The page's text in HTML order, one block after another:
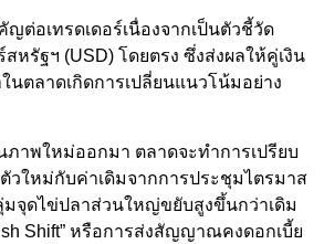
ต่อเทรดเดอร์เนื่องจากเป็นตัวชี้วัด
หรัฐฯ (USD) โดยตรง ซึ่งส่งผลให้คู่เงิน
นตลาดเกิดการเปลี่ยนแนวโน้มอย่าง
ภาพใหม่ออกมา ตลาดจะทำการเปรียบ
ตัวใหม่กับค่าเดิมจากการประชุมไตรมาส
จุดไข่ปลาส่วนใหญ่ขยับสูงขึ้นกว่าเดิม
Shift” หรือการส่งสัญญาณคงดอกเบี้ย